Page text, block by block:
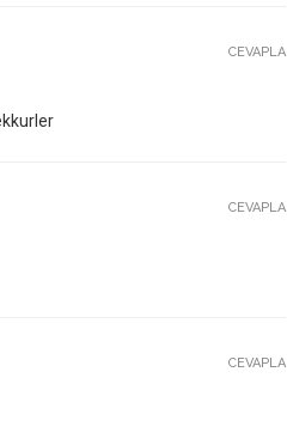
CEVAPLA
CEVAPLA
CEVAPLA